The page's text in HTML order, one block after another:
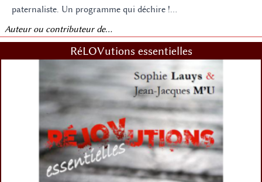
paternaliste. Un programme qui déchire !...
Auteur ou contributeur de...
RéLOVutions essentielles